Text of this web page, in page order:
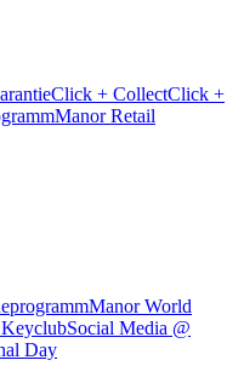
Click + CollectClick +
Manor Retail
Manor World
Social Media @
Day